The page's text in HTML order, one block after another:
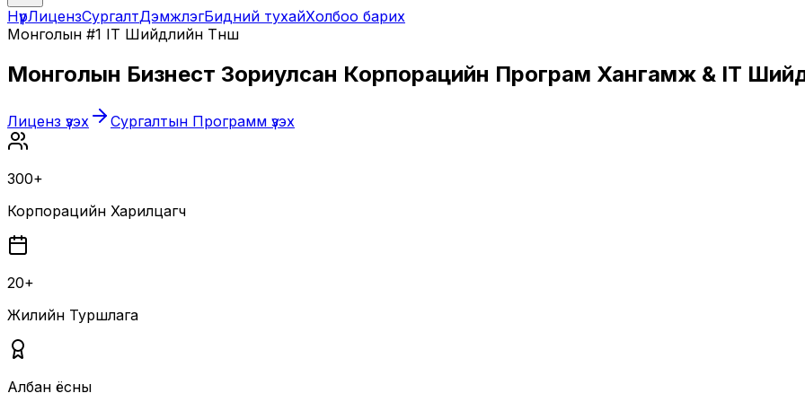
НүүрЛицензСургалтДэмжлэгБидний тухайХолбоо барих
Монголын #1 IT Шийдлийн Түнш
Монголын Бизнест Зориулсан Корпорацийн Програм Хангамж & IT
Лиценз үзэх Сургалтын Программ үзэх
300+
Корпорацийн Харилцагч
20+
Жилийн Туршлага
Албан ёсны